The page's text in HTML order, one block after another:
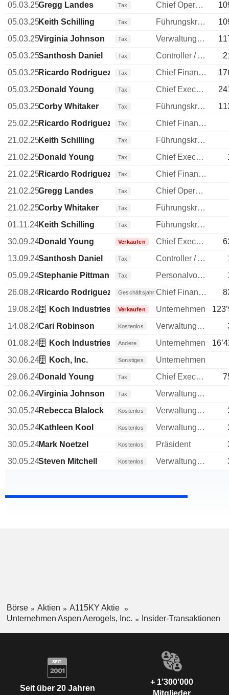
05.03.25Gregg Landes Tax Chief Operating Officer (COO)
05.03.25Keith Schilling Tax Führungskraft / leitender Angestellter
05.03.25Virginia Johnson Tax Verwaltungsdirektor
05.03.25Santhosh Daniel Tax Controller / Auditor
05.03.25Ricardo Rodriguez Tax Chief Financial Officer (CFO)
05.03.25Donald Young Tax Chief Executive Officer (CEO)
05.03.25Corby Whitaker Tax Führungskraft / leitender Angestellter
25.02.25Ricardo Rodriguez Tax
Chief Financial Officer (CFO)
21.02.25Keith Schilling Tax
Führungskraft / leitender Angestellter
21.02.25Donald Young Tax Chief Executive Officer (CEO)
21.02.25Ricardo Rodriguez Tax
Chief Financial Officer (CFO)
21.02.25Gregg Landes Tax
Chief Operating Officer (COO)
21.02.25Corby Whitaker Tax
Führungskraft / leitender Angestellter
01.11.24Keith Schilling Tax
Führungskraft / leitender Angestellter
30.09.24Donald Young Verkaufen Chief Executive Officer (CEO)
13.09.24Santhosh Daniel Tax Controller / Auditor
05.09.24Stephanie Pittman Tax Personalvorstand
26.08.24Ricardo Rodriguez Geschäftsjahr Chief Financial Officer (CFO)
19.08.24
Koch Industries LLCVerkaufen Unternehmen
14.08.24Cari Robinson Kostenlos Verwaltungsratsmitglied
01.08.24
Koch Industries LLC (Investment
Andere Unternehmen
30.06.24
Koch, Inc. Sonstiges
Unternehmen
29.06.24Donald Young Tax Chief Executive Officer (CEO)
02.06.24Virginia Johnson Tax
Verwaltungsdirektor
30.05.24Rebecca Blalock Kostenlos Verwaltungsratsmitglied
30.05.24Kathleen Kool Kostenlos Verwaltungsratsmitglied
30.05.24Mark Noetzel Kostenlos Präsident
30.05.24Steven Mitchell Kostenlos Verwaltungsratsmitglied
Börse Aktien
A115KY Aktie
Unternehmen Aspen Aerogels, Inc.
Insider-Transaktionen
Seit über 20 Jahren
+ 1’300’000
Mitglieder